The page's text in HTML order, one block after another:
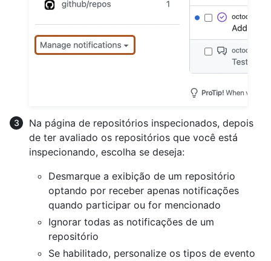
Na página de repositórios inspecionados, depois
de ter avaliado os repositórios que você está
inspecionando, escolha se deseja:
Desmarque a exibição de um repositório
optando por receber apenas notificações
quando participar ou for mencionado
Ignorar todas as notificações de um
repositório
Se habilitado, personalize os tipos de evento